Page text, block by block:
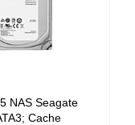
NAS Seagate
Cache